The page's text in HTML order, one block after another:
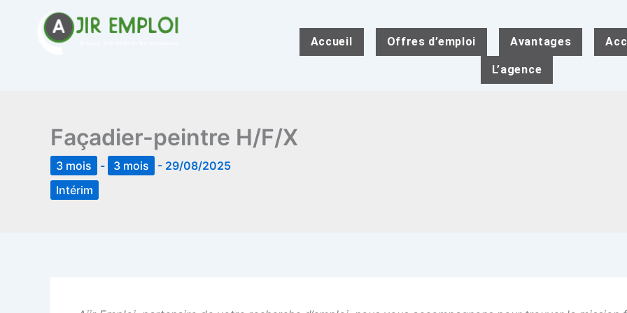
Accueil Offres d’emploi Avantages
L’agence
Façadier-peintre H/F/X
3 mois - 3 mois - 29/08/2025
Intérim